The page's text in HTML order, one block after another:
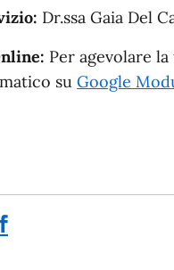
Dr.ssa Gaia Del
Per agevolare
su Google
MB)